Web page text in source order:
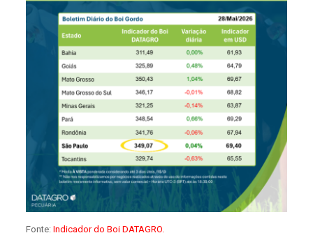
Fonte: Indicador do Boi DATAGRO.